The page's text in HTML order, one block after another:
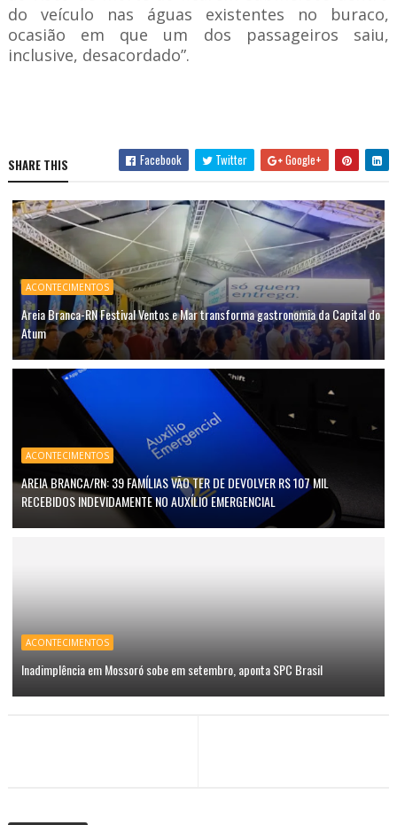
do veículo nas águas existentes no buraco,
ocasião em que um dos passageiros saiu,
inclusive, desacordado”.
SHARE THIS Facebook Twitter Google+
ACONTECIMENTOS
Areia Branca-RN Festival Ventos e Mar transforma gastronomia da Capital do
Atum
ACONTECIMENTOS
AREIA BRANCA/RN: 39 FAMÍLIAS VÃO TER DE DEVOLVER R$ 107 MIL
RECEBIDOS INDEVIDAMENTE NO AUXÍLIO EMERGENCIAL
ACONTECIMENTOS
Inadimplência em Mossoró sobe em setembro, aponta SPC Brasil